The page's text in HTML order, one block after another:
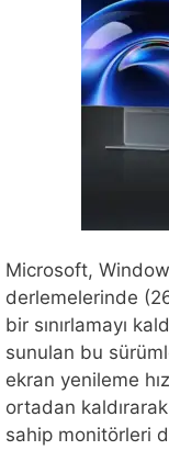
Microsoft,
derlemelerinde
bir sınırlamayı
sunulan bu
ekran yenileme
ortadan
sahip monitörleri